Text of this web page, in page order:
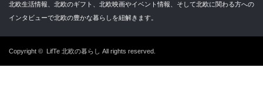
北欧生活情報、北欧のギフト、北欧映画やイベント情報、そして北欧に関わる方への
インタビューで北欧の豊かな暮らしを紐解きます。
Copyright © LifTe 北欧の暮らし All rights reserved.